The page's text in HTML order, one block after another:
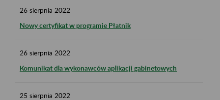
26 sierpnia 2022
Nowy certyfikat w programie Płatnik
26 sierpnia 2022
Komunikat dla wykonawców aplikacji gabinetowych
25 sierpnia 2022